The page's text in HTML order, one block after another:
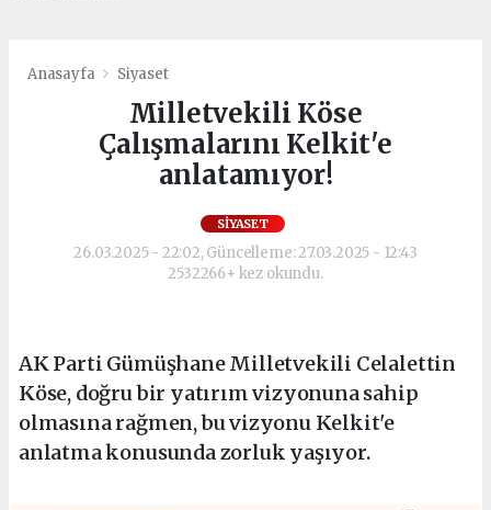
Anasayfa Siyaset
Milletvekili Köse
Çalışmalarını Kelkit'e
anlatamıyor!
SIYASET
26.03.2025 - 22:02, Güncelleme: 27.03.2025 - 12:43
2532266+ kez okundu.
AK Parti Gümüşhane Milletvekili Celalettin
Köse, doğru bir yatırım vizyonuna sahip
olmasına rağmen, bu vizyonu Kelkit'e
anlatma konusunda zorluk yaşıyor.